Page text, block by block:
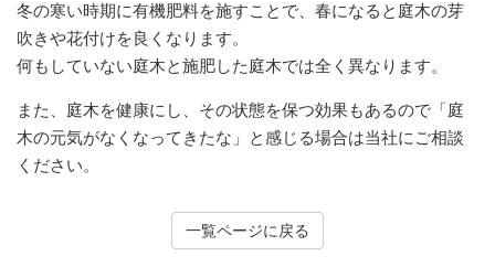
冬の寒い時期に有機肥料を施すことで、春になると庭木の芽
吹きや花付けを良くなります。
何もしていない庭木と施肥した庭木では全く異なります。
また、庭木を健康にし、その状態を保つ効果もあるので「庭
木の元気がなくなってきたな」と感じる場合は当社にご相談
ください。
一覧ページに戻る